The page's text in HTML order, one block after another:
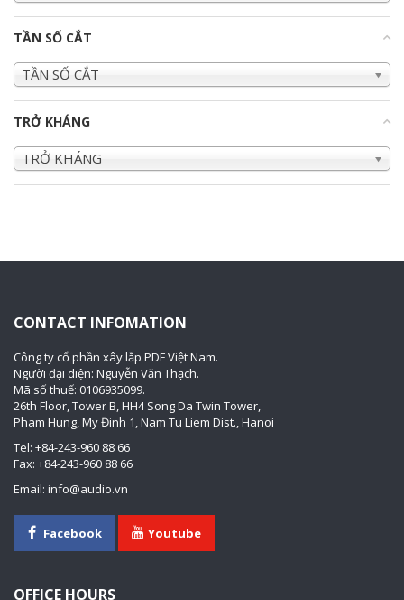
TẦN SỐ CẮT
TẦN SỐ CẮT
TRỞ KHÁNG
TRỞ KHÁNG
CONTACT INFOMATION
Công ty cổ phần xây lắp PDF Việt Nam.
Người đại diện: Nguyễn Văn Thạch.
Mã số thuế: 0106935099.
26th Floor, Tower B, HH4 Song Da Twin Tower,
Pham Hung, My Đinh 1, Nam Tu Liem Dist., Hanoi
Tel: +84-243-960 88 66
Fax: +84-243-960 88 66
Email: info@audio.vn
Facebook Youtube
OFFICE HOURS